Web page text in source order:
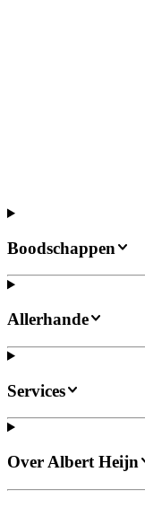
Boodschappen
Allerhande
Services
Over Albert Heijn